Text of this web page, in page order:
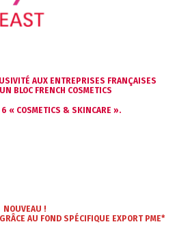
AUX ENTREPRISES FRANÇAISES
BLOC FRENCH COSMETICS
« COSMETICS & SKINCARE ».
NOUVEAU !
GRÂCE AU FOND SPÉCIFIQUE EXPORT PME*